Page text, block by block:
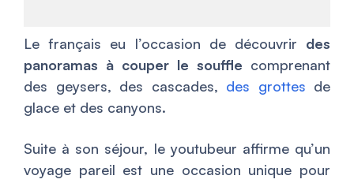
Le français eu l’occasion de découvrir des
panoramas à couper le souffle comprenant
des geysers, des cascades, des grottes de
glace et des canyons.
Suite à son séjour, le youtubeur affirme qu’un
voyage pareil est une occasion unique pour